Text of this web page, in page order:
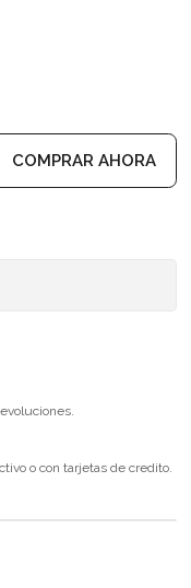
COMPRAR AHORA
o con tarjetas de credito.